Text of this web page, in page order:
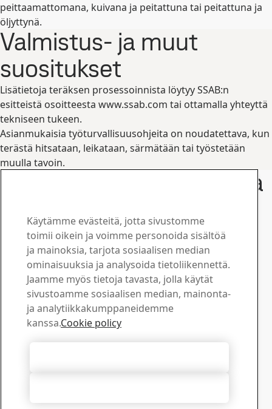
peittaamattomana, kuivana ja peitattuna tai peitattuna ja
öljyttynä.
Valmistus- ja muut
suositukset
Lisätietoja teräksen prosessoinnista löytyy SSAB:n
esitteistä osoitteesta www.ssab.com tai ottamalla yhteyttä
tekniseen tukeen.
Asianmukaisia työturvallisuusohjeita on noudatettava, kun
terästä hitsataan, leikataan, särmätään tai työstetään
muulla tavoin.
Yhteystiedot ja lisätietoja
Ota yhteyttä – SSAB Boron
Ota meihin yhteyttä ja
kysy lisää
Latauskeskus
Hae ja lataa SSAB:n esitteitä, sertifikaatteja ja muuta
materiaalia.
Myynti
Käytämme evästeitä, jotta sivustomme
toimii oikein ja voimme personoida sisältöä
ja mainoksia, tarjota sosiaalisen median
ominaisuuksia ja analysoida tietoliikennettä.
Jaamme myös tietoja tavasta, jolla käytät
sivustoamme sosiaalisen median, mainonta-
ja analytiikkakumppaneidemme
kanssa.Cookie policy